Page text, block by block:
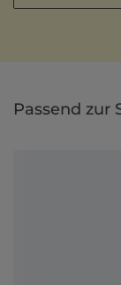
Passend zur